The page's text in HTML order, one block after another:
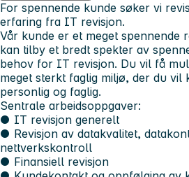
For spennende kunde søker vi
erfaring fra IT revisjon.
Vår kunde er et meget spennende
kan tilby et bredt spekter av
behov for IT revisjon. Du vil få
meget sterkt faglig miljø, der du vil
personlig og faglig.
Sentrale arbeidsoppgaver:
● IT revisjon generelt
● Revisjon av datakvalitet,
nettverkskontroll
● Finansiell revisjon